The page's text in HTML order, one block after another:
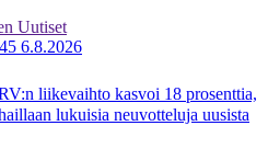
Uutiset
6.8.2026
liikevaihto kasvoi 18 prosenttia,
lukuisia neuvotteluja uusista